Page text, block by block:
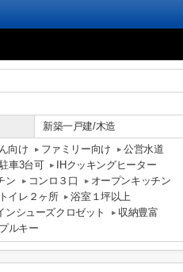
新築一戸建/木造
向け ファミリー向け
公営水道
車3台可
IHクッキングヒーター
ン コンロ３口
オープンキッチン
トイレ２ヶ所
浴室１坪以上
ンシューズクロゼット
収納豊富
ルキー